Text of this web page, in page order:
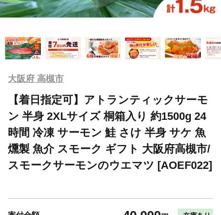
大阪府 高槻市
【着日指定可】アトランティックサーモ
ン 半身 2XLサイズ 桐箱入り 約1500g 24
時間 冷凍 サーモン 鮭 さけ 半身 サケ 魚
燻製 魚介 スモーク ギフト 大阪府高槻市/
スモークサーモンのウエマツ [AOEF022]